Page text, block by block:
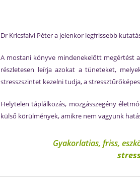
Dr Kricsfalvi Péter a jelenkor legfrissebb
A mostani könyve mindenekelőtt megértést
részletesen leírja azokat a tüneteket,
stresszszintet kezelni tudja, a
Helytelen táplálkozás, mozgásszegény
külső körülmények, amikre nem vagyunk
Gyakorlatias, friss,